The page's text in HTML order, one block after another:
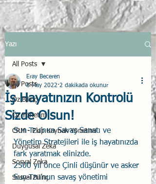
Yazı
All Posts
Öz Bilinç
Öz Yönetim
CRM - Ekip Kaynak Yönetimi
Duygusal Zeka
Sosyal Zeka
Sosyal Bilinç
All Posts
İş Hayatınızın Kontrolü
Sizde Olsun!
Eray Beceren
8 May 2022 2 dakikada okunur
Sun-Tzu’nun Savaş Sanatı ve
Yönetim Stratejileri ile iş hayatınızda
fark yaratmak elinizde.
2500 yıl önce Çinli düşünür ve asker
Sun-Tzu’nun savaş yönetimi